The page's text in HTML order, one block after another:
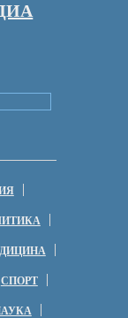
СПОРТ